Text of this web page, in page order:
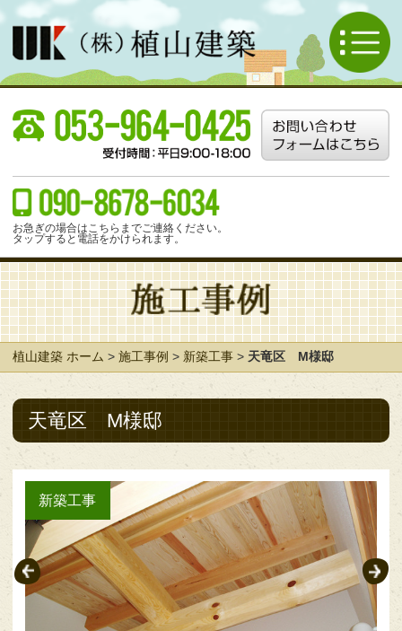
お急ぎの場合はこちらまでご連絡ください。
タップすると電話をかけられます。
植山建築 ホーム >施工事例 > 新築工事 > 天竜区 M様邸
天竜区 M様邸
新築工事